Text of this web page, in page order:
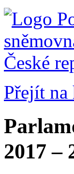
Přejít na
2017 –